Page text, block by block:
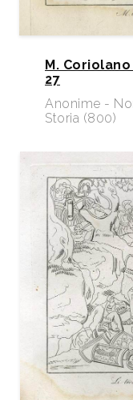
M.
27
Anonime -
Storia (800)